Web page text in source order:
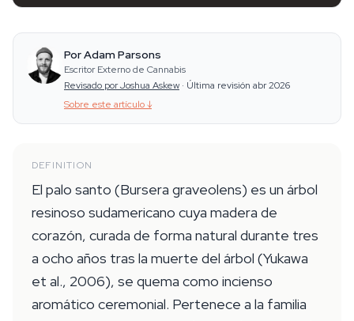
Por Adam Parsons
Escritor Externo de Cannabis
Revisado por Joshua Askew · Última revisión abr 2026
Sobre este artículo↓
DEFINITION
El palo santo (Bursera graveolens) es un árbol
resinoso sudamericano cuya madera de
corazón, curada de forma natural durante tres
a ocho años tras la muerte del árbol (Yukawa
et al., 2006), se quema como incienso
aromático ceremonial. Pertenece a la familia